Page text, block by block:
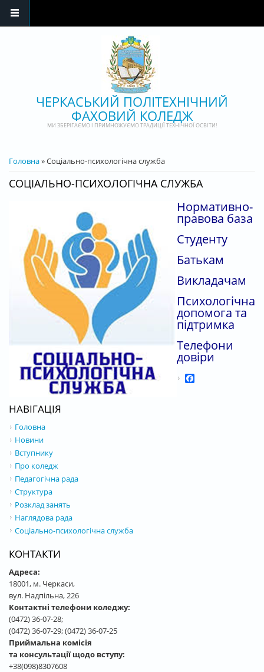
ЧЕРКАСЬКИЙ ПОЛІТЕХНІЧНИЙ
ФАХОВИЙ КОЛЕДЖ
МИ ЗБЕРІГАЄМО І ПРИМНОЖУЄМО ТРАДИЦІЇ ТЕХНІЧНОЇ ОСВІТИ!
ВИ Є ТУТ
Головна» Соціально-психологічна служба
СОЦІАЛЬНО-ПСИХОЛОГІЧНА СЛУЖБА
Нормативно-
правова база
Студенту
Батькам
Викладачам
Психологічна
допомога та
підтримка
Телефони
довіри
НАВІГАЦІЯ
Головна
Новини
Вступнику
Про коледж
Педагогічна рада
Структура
Розклад занять
Наглядова рада
Соціально-психологічна служба
КОНТАКТИ
Адреса:
18001, м. Черкаси,
вул. Надпільна, 226
Контактні телефони коледжу:
(0472) 36-07-28;
(0472) 36-07-29; (0472) 36-07-25
Приймальна комісія
та консультації щодо вступу:
+38(098)8307608